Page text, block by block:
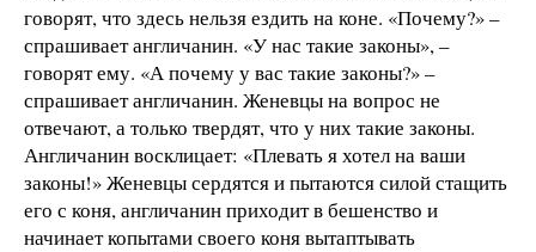
говорят, что здесь нельзя ездить на коне. «Почему?» –
спрашивает англичанин. «У нас такие законы», –
говорят ему. «А почему у вас такие законы?» –
спрашивает англичанин. Женевцы на вопрос не
отвечают, а только твердят, что у них такие законы.
Англичанин восклицает: «Плевать я хотел на ваши
законы!» Женевцы сердятся и пытаются силой стащить
его с коня, англичанин приходит в бешенство и
начинает копытами своего коня вытаптывать